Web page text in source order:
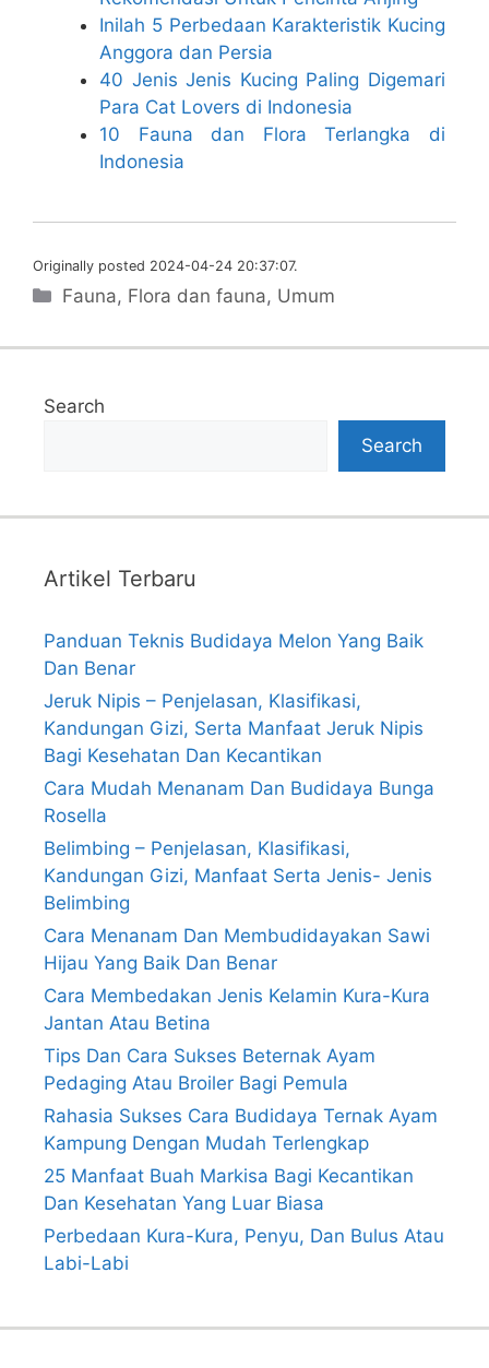
Inilah 5 Perbedaan Karakteristik Kucing
Anggora dan Persia
40 Jenis Jenis Kucing Paling Digemari
Para Cat Lovers di Indonesia
10 Fauna dan Flora Terlangka di
Indonesia
Originally posted 2024-04-24 20:37:07.
Categories
Fauna, Flora dan fauna, Umum
Search
Search
Artikel Terbaru
Panduan Teknis Budidaya Melon Yang Baik
Dan Benar
Jeruk Nipis – Penjelasan, Klasifikasi,
Kandungan Gizi, Serta Manfaat Jeruk Nipis
Bagi Kesehatan Dan Kecantikan
Cara Mudah Menanam Dan Budidaya Bunga
Rosella
Belimbing – Penjelasan, Klasifikasi,
Kandungan Gizi, Manfaat Serta Jenis- Jenis
Belimbing
Cara Menanam Dan Membudidayakan Sawi
Hijau Yang Baik Dan Benar
Cara Membedakan Jenis Kelamin Kura-Kura
Jantan Atau Betina
Tips Dan Cara Sukses Beternak Ayam
Pedaging Atau Broiler Bagi Pemula
Rahasia Sukses Cara Budidaya Ternak Ayam
Kampung Dengan Mudah Terlengkap
25 Manfaat Buah Markisa Bagi Kecantikan
Dan Kesehatan Yang Luar Biasa
Perbedaan Kura-Kura, Penyu, Dan Bulus Atau
Labi-Labi